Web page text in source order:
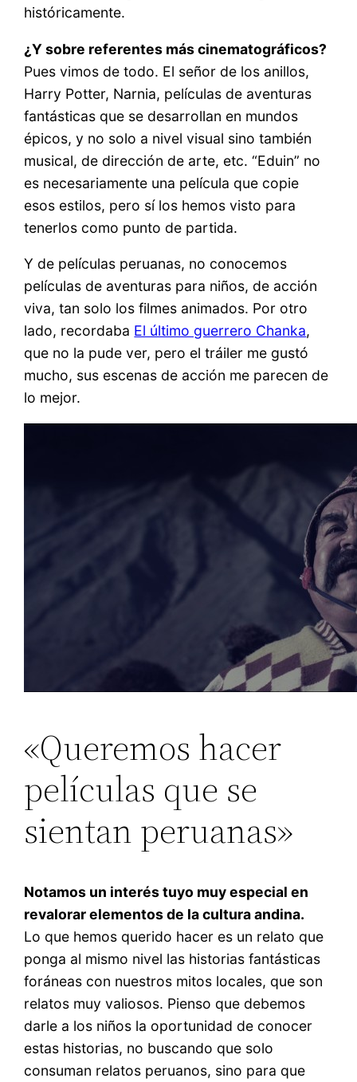
históricamente.
¿Y sobre referentes más cinematográficos?
Pues vimos de todo. El señor de los anillos,
Harry Potter, Narnia, películas de aventuras
fantásticas que se desarrollan en mundos
épicos, y no solo a nivel visual sino también
musical, de dirección de arte, etc. “Eduin” no
es necesariamente una película que copie
esos estilos, pero sí los hemos visto para
tenerlos como punto de partida.
Y de películas peruanas, no conocemos
películas de aventuras para niños, de acción
viva, tan solo los filmes animados. Por otro
lado, recordaba El último guerrero Chanka,
que no la pude ver, pero el tráiler me gustó
mucho, sus escenas de acción me parecen de
lo mejor.
«Queremos hacer
películas que se
sientan peruanas»
Notamos un interés tuyo muy especial en
revalorar elementos de la cultura andina.
Lo que hemos querido hacer es un relato que
ponga al mismo nivel las historias fantásticas
foráneas con nuestros mitos locales, que son
relatos muy valiosos. Pienso que debemos
darle a los niños la oportunidad de conocer
estas historias, no buscando que solo
consuman relatos peruanos, sino para que